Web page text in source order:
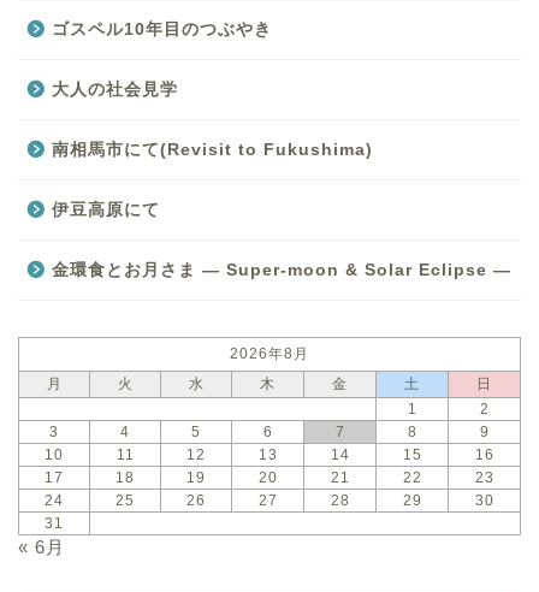
ゴスペル10年目のつぶやき
大人の社会見学
南相馬市にて(Revisit to Fukushima)
伊豆高原にて
金環食とお月さま — Super-moon & Solar Eclipse —
2026年8月
月
火 水 木 金 土
日
1
2
3
4 5 6 7 8
9
10
11 12 13 14 15
16
17
18 19 20 21 22
23
24
25 26 27 28 29
30
31
« 6月